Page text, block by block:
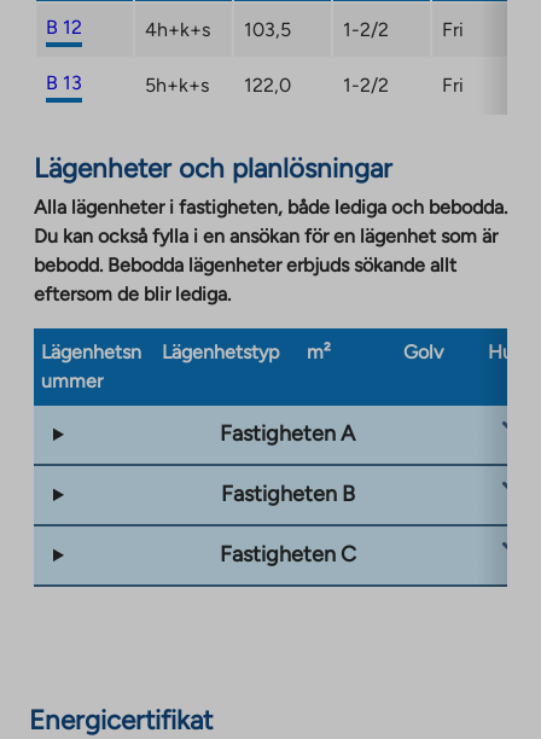
B 12 4h+k+s 103,5 1-2/2 Fri
B 13 5h+k+s 122,0 1-2/2 Fri
Lägenheter och planlösningar
Alla lägenheter i fastigheten, både lediga och bebodda.
Du kan också fylla i en ansökan för en lägenhet som är
bebodd. Bebodda lägenheter erbjuds sökande allt
eftersom de blir lediga.
Lägenhetsn
ummer
Lägenhetstyp m² Golv
Fastigheten A
Fastigheten B
Fastigheten C
Energicertifikat